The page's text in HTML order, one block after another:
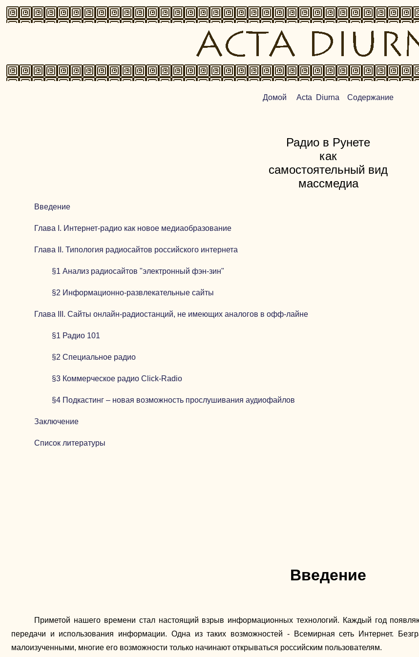
Домой Acta Diurna Содержание
Радио в Рунете
как
самостоятельный вид
массмедиа
Введение
Глава I. Интернет-радио как новое медиаобразование
Глава II. Типология радиосайтов российского интернета
§1 Анализ радиосайтов "электронный фэн-зин"
§2 Информационно-развлекательные сайты
Глава III. Сайты онлайн-радиостанций, не имеющих аналогов в офф-лайне
§1 Радио 101
§2 Специальное радио
§3 Коммерческое радио Click-Radio
§4 Подкастинг – новая возможность прослушивания аудиофайлов
Заключение
Список литературы
Введение
Приметой нашего времени стал настоящий взрыв информационных технологий. Каждый год
передачи и использования информации. Одна из таких возможностей - Всемирная сеть Интернет.
малоизученными, многие его возможности только начинают открываться российским пользователям.